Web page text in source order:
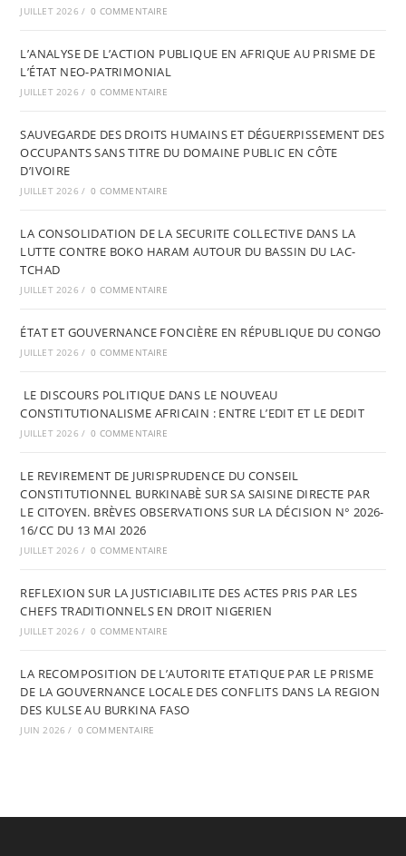
JUILLET 2026 / 0 COMMENTAIRE
L’ANALYSE DE L’ACTION PUBLIQUE EN AFRIQUE AU PRISME DE
L’ÉTAT NEO-PATRIMONIAL
JUILLET 2026 / 0 COMMENTAIRE
SAUVEGARDE DES DROITS HUMAINS ET DÉGUERPISSEMENT DES
OCCUPANTS SANS TITRE DU DOMAINE PUBLIC EN CÔTE
D’IVOIRE
JUILLET 2026 / 0 COMMENTAIRE
LA CONSOLIDATION DE LA SECURITE COLLECTIVE DANS LA
LUTTE CONTRE BOKO HARAM AUTOUR DU BASSIN DU LAC-
TCHAD
JUILLET 2026 / 0 COMMENTAIRE
ÉTAT ET GOUVERNANCE FONCIÈRE EN RÉPUBLIQUE DU CONGO
JUILLET 2026 / 0 COMMENTAIRE
LE DISCOURS POLITIQUE DANS LE NOUVEAU
CONSTITUTIONALISME AFRICAIN : ENTRE L’EDIT ET LE DEDIT
JUILLET 2026 / 0 COMMENTAIRE
LE REVIREMENT DE JURISPRUDENCE DU CONSEIL
CONSTITUTIONNEL BURKINABÈ SUR SA SAISINE DIRECTE PAR
LE CITOYEN. BRÈVES OBSERVATIONS SUR LA DÉCISION N° 2026-
16/CC DU 13 MAI 2026
JUILLET 2026 / 0 COMMENTAIRE
REFLEXION SUR LA JUSTICIABILITE DES ACTES PRIS PAR LES
CHEFS TRADITIONNELS EN DROIT NIGERIEN
JUILLET 2026 / 0 COMMENTAIRE
LA RECOMPOSITION DE L’AUTORITE ETATIQUE PAR LE PRISME
DE LA GOUVERNANCE LOCALE DES CONFLITS DANS LA REGION
DES KULSE AU BURKINA FASO
JUIN 2026 / 0 COMMENTAIRE